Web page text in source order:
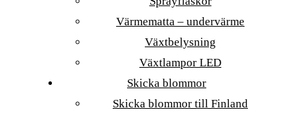
Värmematta – undervärme
Växtbelysning
Växtlampor LED
Skicka blommor
Skicka blommor till Finland